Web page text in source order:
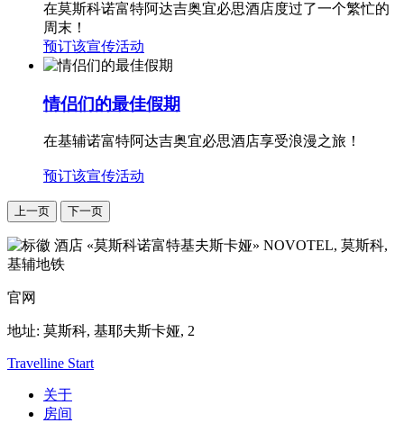
在莫斯科诺富特阿达吉奥宜必思酒店度过了一个繁忙的
周末！
预订该宣传活动
情侣们的最佳假期
在基辅诺富特阿达吉奥宜必思酒店享受浪漫之旅！
预订该宣传活动
上一页 下一页
NOVOTEL, 莫斯科,
基辅地铁
官网
地址: 莫斯科, 基耶夫斯卡娅, 2
Travelline Start
关于
房间